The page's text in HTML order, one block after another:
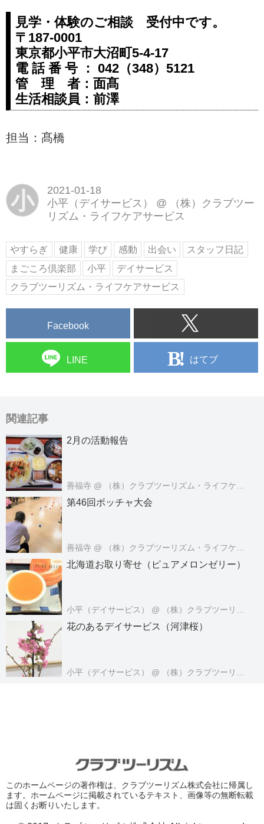
見学・体験のご相談 受付中です。
〒187-0001
東京都小平市大沼町5-4-17
電 話 番 号 ： 042（348）5121
管 理 者：面髙
生活相談員：前澤
担当：髙橋
小
2021-01-18
小平（デイサービス）
@
（株）クラブツー
リズム・ライフケアサービス
やすらぎ 健康 学び 感動 出会い
スタッフ日記
まごころ倶楽部
小平
デイサービス
クラブツーリズム・ライフケアサービス
Facebook
LINE はてブ
関連記事
2月の活動報告
善福寺 @ （株）クラブツーリズム・ライフケアサービス
第46回ボッチャ大会
善福寺 @ （株）クラブツーリズム・ライフケアサービス
北海道お取り寄せ（ピュアメロンゼリー）
小平（デイサービス） @ （株）クラブツーリズム・ライフケアサービス
花のあるデイサービス（河津桜）
小平（デイサービス） @ （株）クラブツーリズム・ライフケアサービス
このホームページの著作権は、クラブツーリズム株式会社に帰属し
ます。ホームページに掲載されているテキスト、画像等の無断転載
は固くお断りいたします。